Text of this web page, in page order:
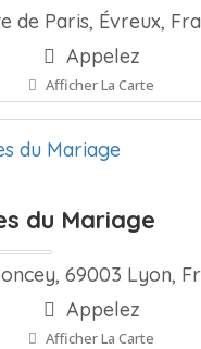
de Paris, Évreux,
Appelez
Afficher La Carte
du Mariage
69003 Lyon,
Appelez
Afficher La Carte